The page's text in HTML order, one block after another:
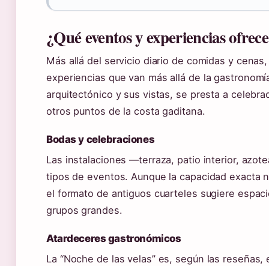
¿Qué eventos y experiencias
Más allá del servicio diario de comidas y
experiencias que van más allá de la
arquitectónico y sus vistas, se presta a
otros puntos de la costa gaditana.
Bodas y celebraciones
Las instalaciones —terraza, patio interior,
tipos de eventos. Aunque la capacidad exacta
el formato de antiguos cuarteles sugiere
grupos grandes.
Atardeceres gastronómicos
La “Noche de las velas” es, según las